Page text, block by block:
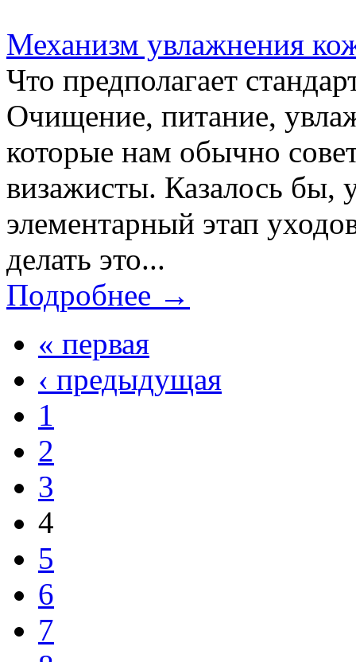
Механизм увлажнения
Что предполагает
Очищение, питание,
которые нам обычно
визажисты. Казалось бы,
элементарный этап
делать это...
Подробнее →
« первая
‹ предыдущая
1
2
3
4
5
6
7